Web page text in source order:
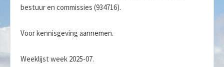
bestuur en commissies (934716).
Voor kennisgeving aannemen.
Weeklijst week 2025-07.